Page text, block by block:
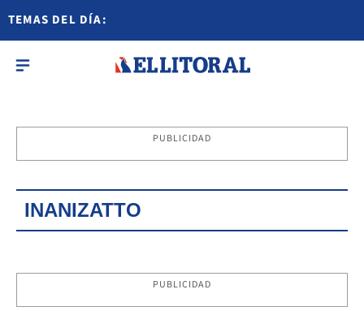
TEMAS DEL DÍA:
PUBLICIDAD
INANIZATTO
PUBLICIDAD